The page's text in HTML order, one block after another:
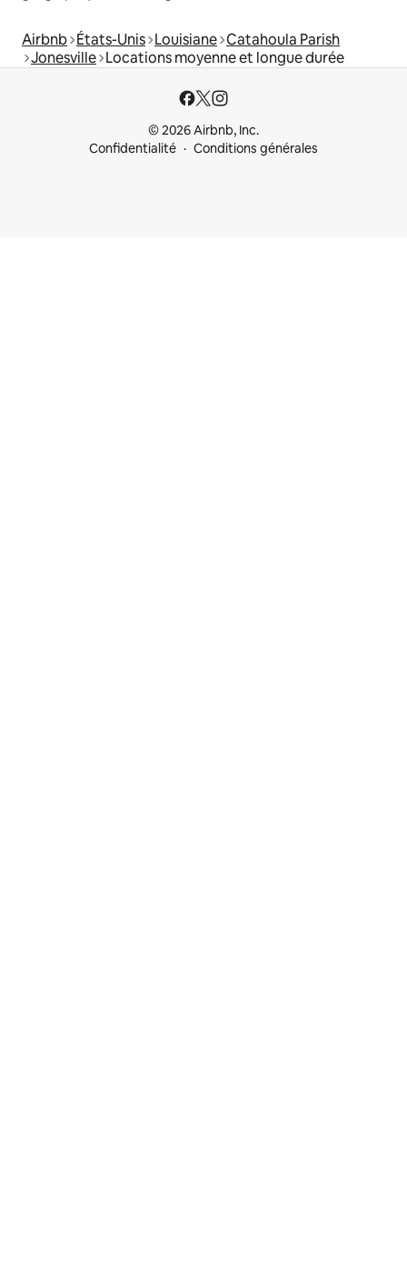
Airbnb États-Unis Louisiane Catahoula Parish
Jonesville Locations moyenne et longue durée
© 2026 Airbnb, Inc.
Confidentialité
Conditions générales